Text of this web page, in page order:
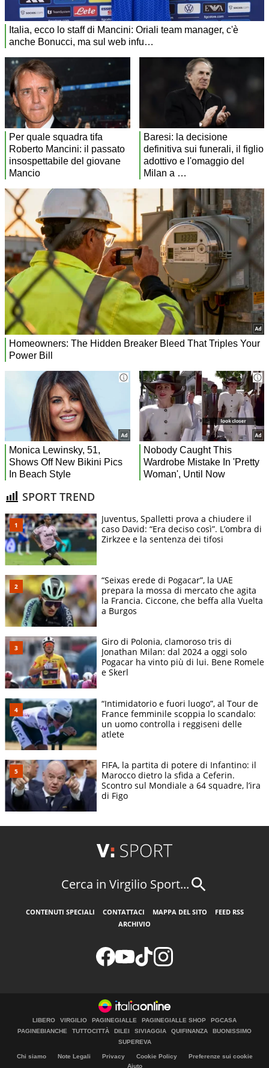
SPORT TREND
Juventus, Spalletti prova a chiudere il
caso David: “Era deciso così”. L’ombra di
Zirkzee e la sentenza dei tifosi
“Seixas erede di Pogacar”, la UAE
prepara la mossa di mercato che agita
la Francia. Ciccone, che beffa alla Vuelta
a Burgos
Giro di Polonia, clamoroso tris di
Jonathan Milan: dal 2024 a oggi solo
Pogacar ha vinto più di lui. Bene Romele
e Skerl
“Intimidatorio e fuori luogo”, al Tour de
France femminile scoppia lo scandalo:
un uomo controlla i reggiseni delle
atlete
FIFA, la partita di potere di Infantino: il
Marocco dietro la sfida a Ceferin.
Scontro sul Mondiale a 64 squadre, l’ira
di Figo
Cerca in Virgilio Sport...
CONTENUTI SPECIALI CONTATTACI MAPPA DEL SITO
FEED RSS
ARCHIVIO
LIBERO VIRGILIO PAGINEGIALLE PAGINEGIALLE SHOP
PGCASA
PAGINEBIANCHE
TUTTOCITTÀ DILEI SIVIAGGIA QUIFINANZA
BUONISSIMO
SUPEREVA
Chi siamo Note Legali Privacy Cookie Policy
Preferenze sui cookie
Aiuto